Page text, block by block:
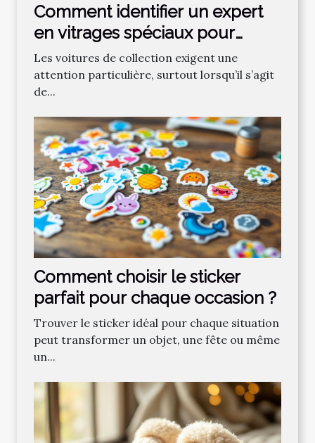
Comment identifier un expert
en vitrages spéciaux pour
voitures de collection ?
Les voitures de collection exigent une
attention particulière, surtout lorsqu’il s’agit
de...
Comment choisir le sticker
parfait pour chaque occasion ?
Trouver le sticker idéal pour chaque situation
peut transformer un objet, une fête ou même
un...